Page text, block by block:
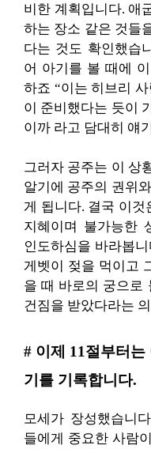
비한 계획입니다. 애
하는 장소 같은 것들
다는 것도 확인했습
어 아기를 볼 때에
하죠 “이는 히브리
이 준비했다는 듯이
이까 라고 담대히 얘
그러자 공주는 이 상
알기에 공주의 권위
게 됩니다. 결국 이것
지혜이며 불가능한
인도하심을 바라봅
게벳이 젖을 먹이고
을 때 바로의 궁으로
건짐을 받았다라는
# 이제 11절부터
기를 기록합니다.
모세가 장성했습니
들에게 중요한 사람